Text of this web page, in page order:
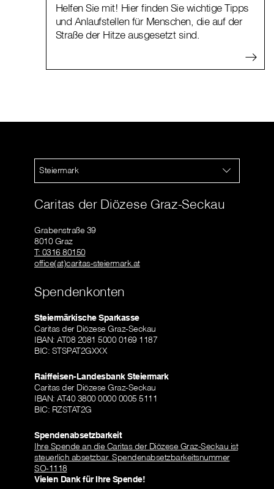
Helfen Sie mit! Hier finden Sie wichtige Tipps
und Anlaufstellen für Menschen, die auf der
Straße der Hitze ausgesetzt sind.
Steiermark
Caritas der Diözese Graz-Seckau
Grabenstraße 39
8010 Graz
T: 0316 80150
office(at)caritas-steiermark.at
Spendenkonten
Steiermärkische Sparkasse
Caritas der Diözese Graz-Seckau
IBAN: AT08 2081 5000 0169 1187
BIC: STSPAT2GXXX
Raiffeisen-Landesbank Steiermark
Caritas der Diözese Graz-Seckau
IBAN: AT40 3800 0000 0005 5111
BIC: RZSTAT2G
Spendenabsetzbarkeit
Ihre Spende an die Caritas der Diözese Graz-Seckau ist
steuerlich absetzbar. Spendenabsetzbarkeitsnummer
SO-1118
Vielen Dank für Ihre Spende!